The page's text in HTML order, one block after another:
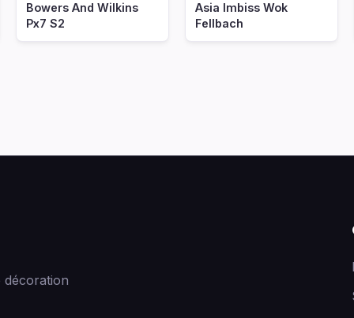
Bowers And Wilkins
Px7 S2
Asia Imbiss Wok
Fellbach
décoration